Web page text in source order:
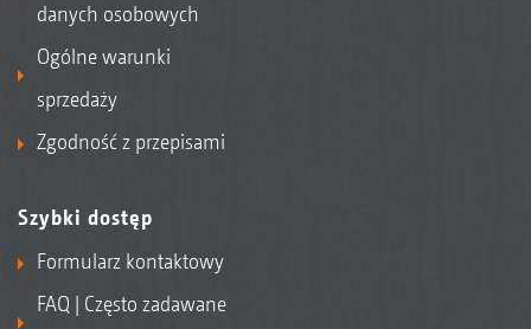
danych osobowych
Ogólne warunki
sprzedaży
Zgodność z przepisami
Szybki dostęp
Formularz kontaktowy
FAQ | Często zadawane